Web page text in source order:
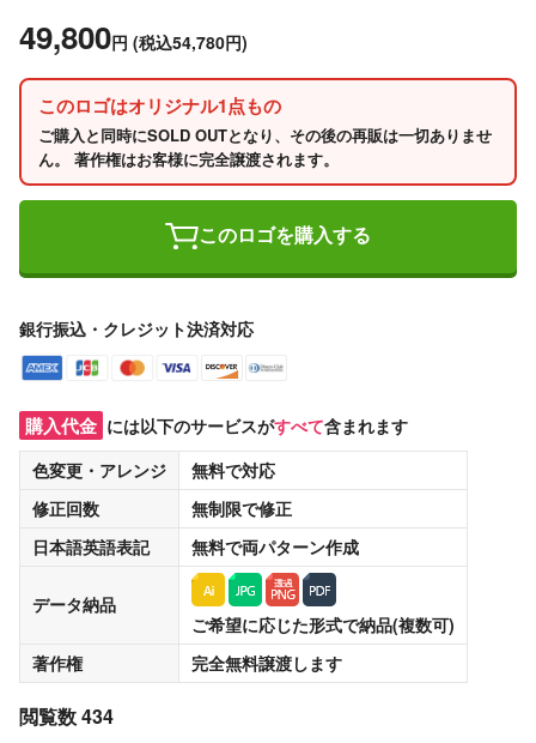
49,800円 (税込54,780円)
このロゴはオリジナル1点もの
ご購入と同時にSOLD OUTとなり、その後の再販は一切ありませ
ん。 著作権はお客様に完全譲渡されます。
このロゴを購入する
銀行振込・クレジット決済対応
購入代金 には以下のサービスがすべて含まれます
色変更・アレンジ
無料で対応
修正回数
無制限で修正
日本語英語表記
無料で両パターン作成
データ納品
ご希望に応じた形式で納品(複数可)
著作権
完全無料譲渡します
閲覧数 434